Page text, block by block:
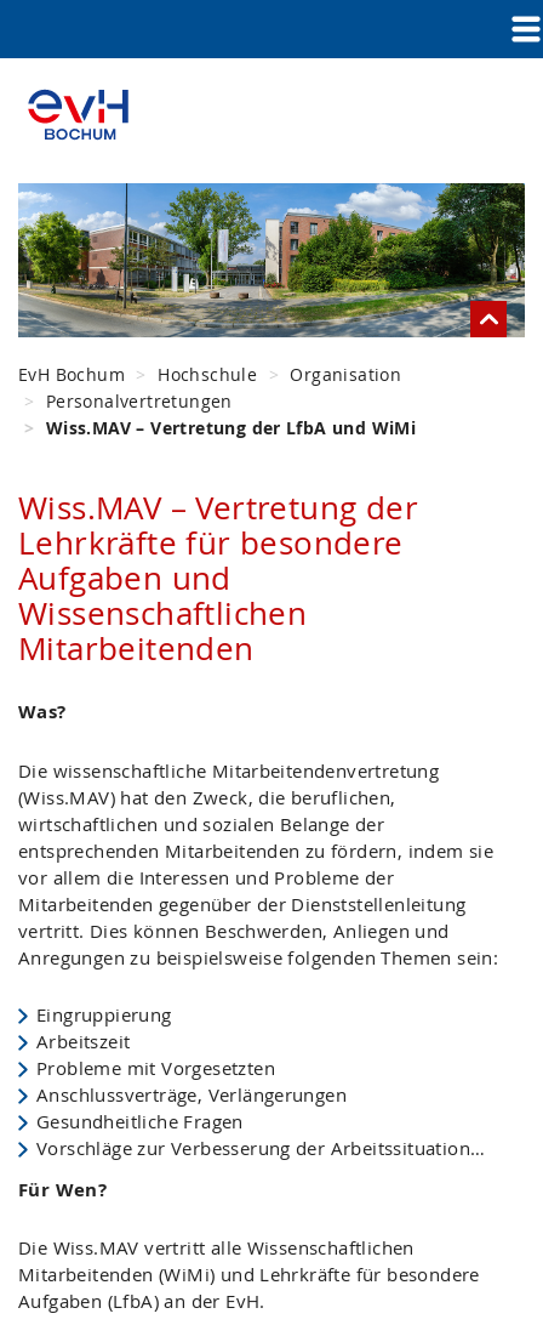
EvH Bochum Hochschule
Organisation
Personalvertretungen
Wiss.MAV – Vertretung der LfbA und WiMi
Wiss.MAV – Vertretung der
Lehrkräfte für besondere
Aufgaben und
Wissenschaftlichen
Mitarbeitenden
Was?
Die wissenschaftliche Mitarbeitendenvertretung
(Wiss.MAV) hat den Zweck, die beruflichen,
wirtschaftlichen und sozialen Belange der
entsprechenden Mitarbeitenden zu fördern, indem sie
vor allem die Interessen und Probleme der
Mitarbeitenden gegenüber der Dienststellenleitung
vertritt. Dies können Beschwerden, Anliegen und
Anregungen zu beispielsweise folgenden Themen sein:
Eingruppierung
Arbeitszeit
Probleme mit Vorgesetzten
Anschlussverträge, Verlängerungen
Gesundheitliche Fragen
Vorschläge zur Verbesserung der Arbeitssituation…
Für Wen?
Die Wiss.MAV vertritt alle Wissenschaftlichen
Mitarbeitenden (WiMi) und Lehrkräfte für besondere
Aufgaben (LfbA) an der EvH.